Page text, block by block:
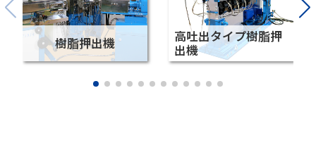
樹脂押出機
高吐出タイプ樹脂押
出機